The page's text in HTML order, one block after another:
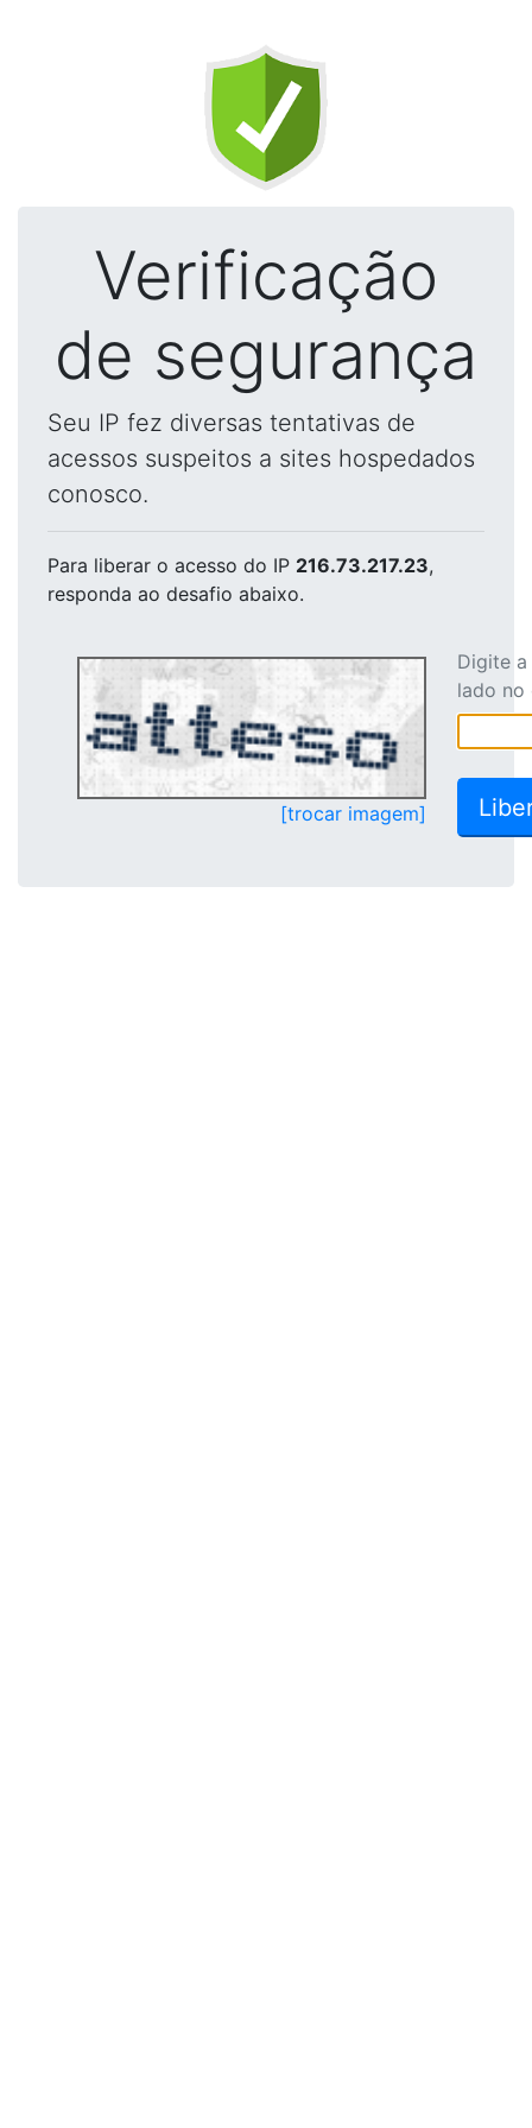
Verificação
de segurança
Seu IP fez diversas tentativas de
acessos suspeitos a sites hospedados
conosco.
Para liberar o acesso do IP 216.73.217.23,
responda ao desafio abaixo.
[trocar imagem]
Digite
lado no